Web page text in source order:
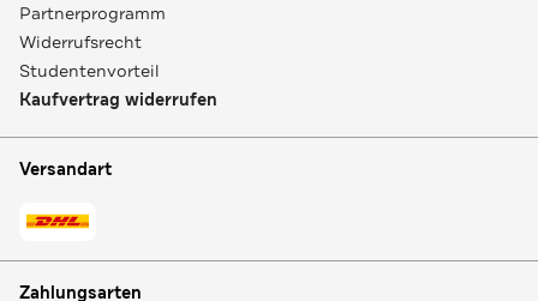
Partnerprogramm
Widerrufsrecht
Studentenvorteil
Kaufvertrag widerrufen
Versandart
Zahlungsarten